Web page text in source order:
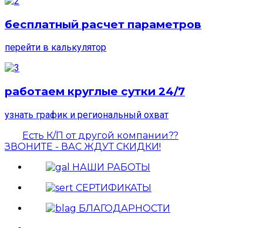
бесплатный расчет параметров
перейти в калькулятор
работаем круглые сутки 24/7
узнать график и региональный охват
Есть К/П от другой компании??
ЗВОНИТЕ - ВАС ЖДУТ СКИДКИ!
НАШИ РАБОТЫ
СЕРТИФИКАТЫ
БЛАГОДАРНОСТИ